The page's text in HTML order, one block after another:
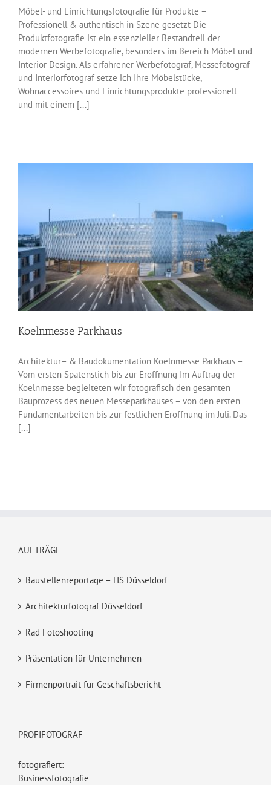
Möbel- und Einrichtungsfotografie für Produkte –
Professionell & authentisch in Szene gesetzt Die
Produktfotografie ist ein essenzieller Bestandteil der
modernen Werbefotografie, besonders im Bereich Möbel und
Interior Design. Als erfahrener Werbefotograf, Messefotograf
und Interiorfotograf setze ich Ihre Möbelstücke,
Wohnaccessoires und Einrichtungsprodukte professionell
und mit einem [...]
Koelnmesse Parkhaus
Architektur– & Baudokumentation Koelnmesse Parkhaus –
Vom ersten Spatenstich bis zur Eröffnung Im Auftrag der
Koelnmesse begleiteten wir fotografisch den gesamten
Bauprozess des neuen Messeparkhauses – von den ersten
Fundamentarbeiten bis zur festlichen Eröffnung im Juli. Das
[...]
AUFTRÄGE
Baustellenreportage – HS Düsseldorf
Architekturfotograf Düsseldorf
Rad Fotoshooting
Präsentation für Unternehmen
Firmenportrait für Geschäftsbericht
PROFIFOTOGRAF
fotografiert:
Businessfotografie